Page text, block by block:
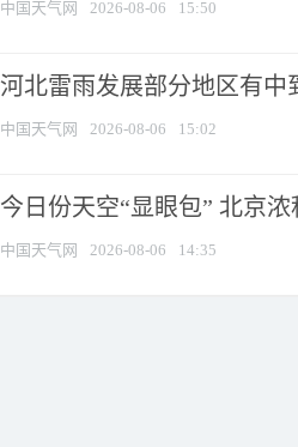
中国天气网 2026-08-06 15:50
河北雷雨发展部分地区有中
中国天气网 2026-08-06 15:02
今日份天空“显眼包” 北京
中国天气网 2026-08-06 14:35